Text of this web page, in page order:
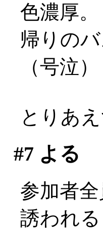
色濃厚。
帰りの
（号泣）
とりあ
#7 よる
参加者
誘われ